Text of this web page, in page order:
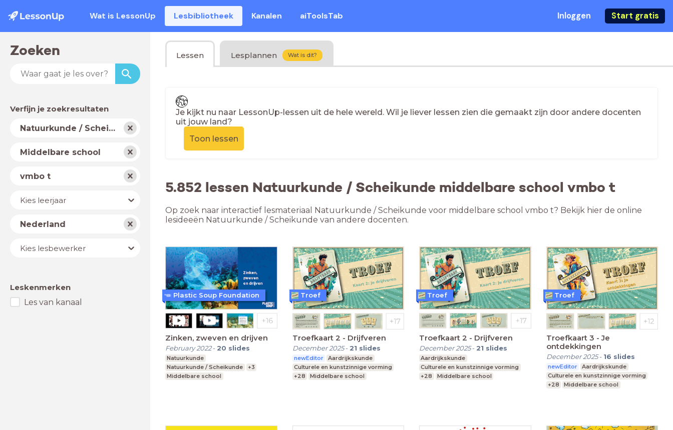
Wat is LessonUp Lesbibliotheek Kanalen aiToolsTab Inloggen Start gratis
Zoeken
Verfijn je zoekresultaten
Vak
Natuurkunde / Scheikunde
Schooltype
Middelbare school
Niveau
vmbo t
JaarKies leerjaar
LandNederland
Lesbewerker
Kies lesbewerker
Leskenmerken
Les van kanaal
Lessen Lesplannen Wat is dit?
Je kijkt nu naar LessonUp-lessen uit de hele wereld. Wil je liever lessen zien die gemaakt zijn door andere docenten
uit jouw land?
Toon lessen
5.852 lessen Natuurkunde / Scheikunde middelbare school vmbo t
Op zoek naar interactief lesmateriaal Natuurkunde / Scheikunde voor middelbare school vmbo t? Bekijk hier de online
lesideeën Natuurkunde / Scheikunde van andere docenten.
Zinken, zweven en drijven
February 2022- 20 slides
Natuurkunde
Natuurkunde / Scheikunde
+3
Middelbare school
Plastic Soup Foundation
Troefkaart 2 - Drijfveren
December 2025- 21 slides
newEditor
Aardrijkskunde
Culturele en kunstzinnige vorming
+28
Middelbare school
Troef
Troefkaart 2 - Drijfveren
December 2025- 21 slides
Aardrijkskunde
Culturele en kunstzinnige vorming
+28
Middelbare school
Troef
Troefkaart 3 - Je
ontdekkingen
December 2025- 16 slides
newEditor
Aardrijkskunde
Culturele en kunstzinnige vorming
+28
Middelbare school
Troef